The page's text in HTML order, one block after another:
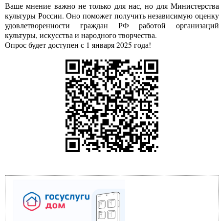
Ваше мнение важно не только для нас, но для Министерства
культуры России. Оно поможет получить независимую оценку
удовлетворенности граждан РФ работой организаций
культуры, искусства и народного творчества.
Опрос будет доступен с 1 января 2025 года!